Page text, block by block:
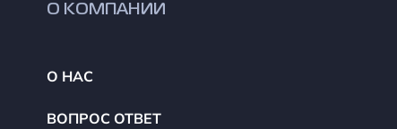
О КОМПАНИИ
О НАС
ВОПРОС ОТВЕТ